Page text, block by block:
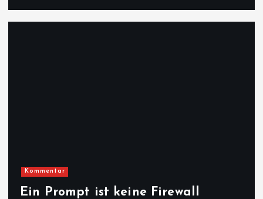
Kommentar
Ein Prompt ist keine Firewall